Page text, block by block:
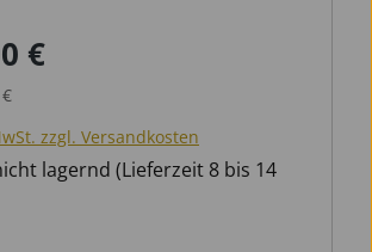
€
zzgl. Versandkosten
lagernd (Lieferzeit 8 bis 14